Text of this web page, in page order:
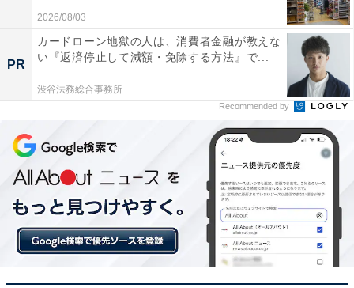
2026/08/03
PR
カードローン地獄の人は、消費者金融が教えな
い『返済停止して減額・免除する方法』で...
渋谷法務総合事務所
Recommended by